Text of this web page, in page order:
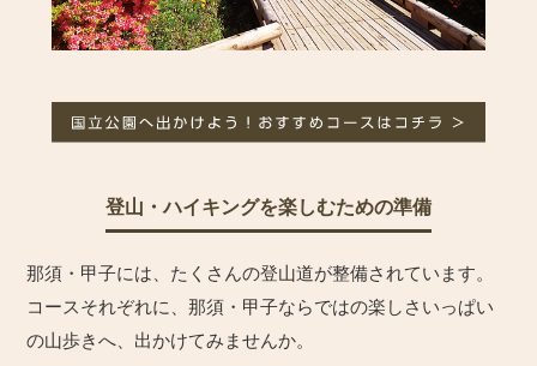
登山・ハイキングを楽しむための準備
那須・甲子には、たくさんの登山道が整備されています。
コースそれぞれに、那須・甲子ならではの楽しさいっぱい
の山歩きへ、出かけてみませんか。